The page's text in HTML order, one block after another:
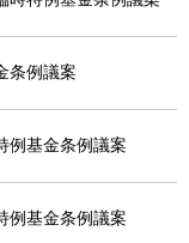
条例議案
例基金条例議案
例基金条例議案